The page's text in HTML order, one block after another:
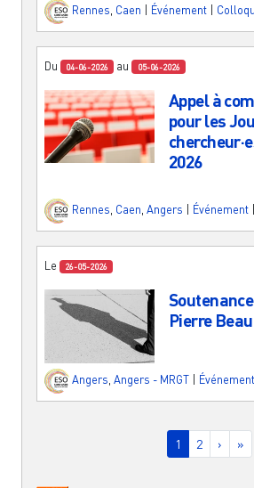
Rennes Caen Événement
Du 04-06-2026 au 05-06-2026
Appel à
pour les
2026
Rennes Caen Angers Événement
Le 26-05-2026
Pierre
Angers Angers - MRGT Événement
Page courante
1 Page
2 Page
› »